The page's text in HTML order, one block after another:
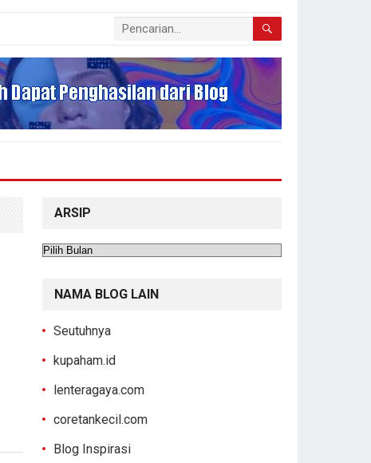
ARSIP
Arsip
NAMA BLOG LAIN
Seutuhnya
kupaham.id
lenteragaya.com
coretankecil.com
Blog Inspirasi